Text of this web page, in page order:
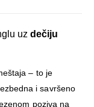
uz dečiju
– to je
i savršeno
poziva na